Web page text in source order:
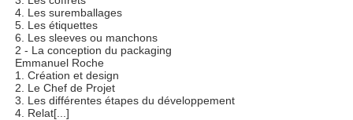
4. Les suremballages
5. Les étiquettes
6. Les sleeves ou manchons
2 - La conception du packaging
Emmanuel Roche
1. Création et design
2. Le Chef de Projet
3. Les différentes étapes du développement
4. Relat[...]